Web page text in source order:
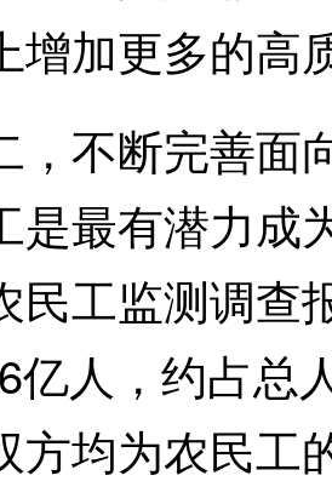
增加更多的高
不断完善面
是最有潜力成
民工监测调查
亿人，约占总
方均为农民工